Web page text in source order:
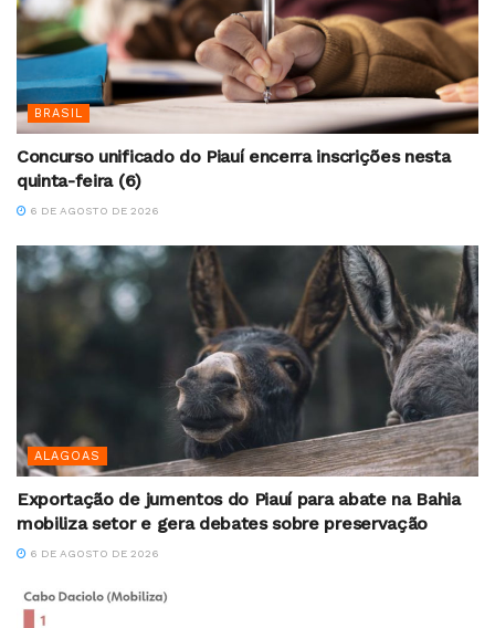
BRASIL
Concurso unificado do Piauí encerra inscrições nesta
quinta-feira (6)
6 DE AGOSTO DE 2026
ALAGOAS
Exportação de jumentos do Piauí para abate na Bahia
mobiliza setor e gera debates sobre preservação
6 DE AGOSTO DE 2026